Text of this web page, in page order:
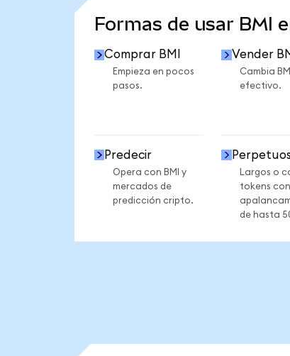
Formas de usar BMI
Comprar BMI
Empieza en pocos
pasos.
Vender
Cambia
efectivo.
Predecir
Opera con BMI y
mercados de
predicción cripto.
Largos o
tokens con
de hasta